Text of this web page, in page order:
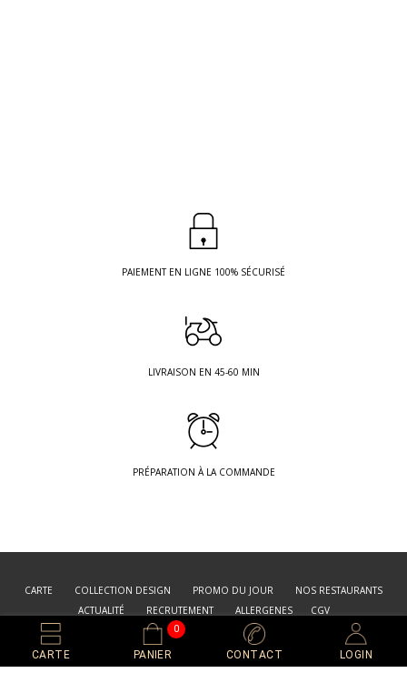
PAIEMENT EN LIGNE 100% SÉCURISÉ
LIVRAISON EN 45-60 MIN
PRÉPARATION À LA COMMANDE
CARTE COLLECTION DESIGN PROMO DU JOUR
NOS RESTAURANTS
ACTUALITÉ
RECRUTEMENT ALLERGENES CGV
© SUSHI DESIGN® 2022 Web by JH DESIGN
CARTE
0
PANIER CONTACT LOGIN